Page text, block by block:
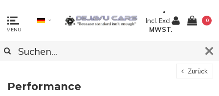
MENU
Incl. Excl.
MWST.
0
Zurück
Performance